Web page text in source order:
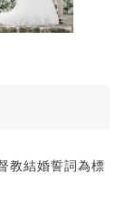
教結婚誓詞為標